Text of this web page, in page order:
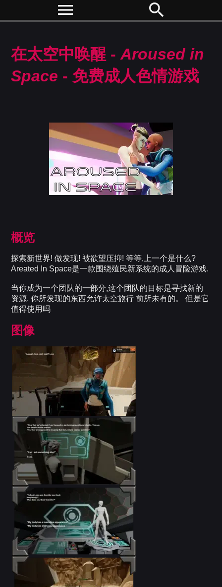
menu search
在太空中唤醒 -Aroused in
Space - 免费成人色情游戏
概览
探索新世界! 做发现! 被欲望压抑! 等等,上一个是什么?
Areated In Space是一款围绕殖民新系统的成人冒险游戏.
当你成为一个团队的一部分,这个团队的目标是寻找新的
资源, 你所发现的东西允许太空旅行 前所未有的。 但是它
值得使用吗
图像